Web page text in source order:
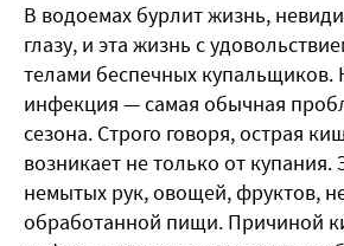
В водоемах бурлит жизнь,
глазу, и эта жизнь с
телами беспечных купальщиков.
инфекция — самая обычная
сезона. Строго говоря, острая
возникает не только от купания.
немытых рук, овощей, фруктов,
обработанной пищи. Причиной